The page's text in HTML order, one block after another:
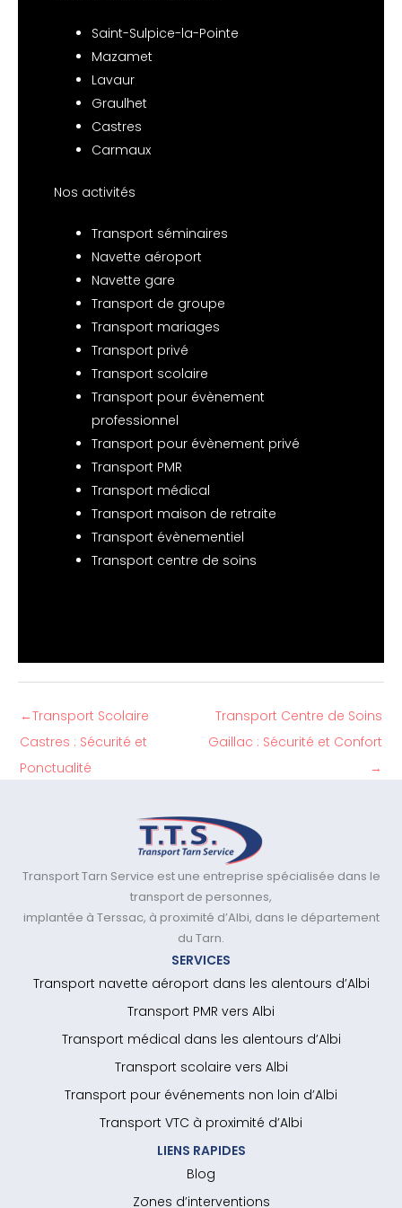
Saint-Sulpice-la-Pointe
Mazamet
Lavaur
Graulhet
Castres
Carmaux
Nos activités
Transport séminaires
Navette aéroport
Navette gare
Transport de groupe
Transport mariages
Transport privé
Transport scolaire
Transport pour évènement
professionnel
Transport pour évènement privé
Transport PMR
Transport médical
Transport maison de retraite
Transport évènementiel
Transport centre de soins
←Transport Scolaire
Castres : Sécurité et
Ponctualité
Transport Centre de Soins
Gaillac : Sécurité et Confort
→
Transport Tarn Service est une entreprise spécialisée dans le
transport de personnes,
implantée à Terssac, à proximité d’Albi, dans le département
du Tarn.
SERVICES
Transport navette aéroport dans les alentours d’Albi
Transport PMR vers Albi
Transport médical dans les alentours d’Albi
Transport scolaire vers Albi
Transport pour événements non loin d’Albi
Transport VTC à proximité d’Albi
LIENS RAPIDES
Blog
Zones d’interventions